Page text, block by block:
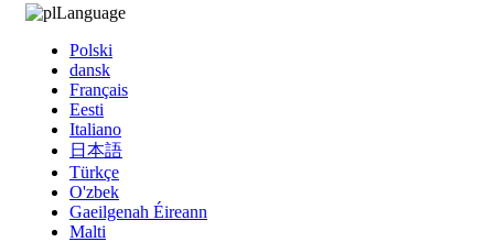
Language
Polski
dansk
Français
Eesti
Italiano
日本語
Türkçe
O'zbek
Gaeilgenah Éireann
Malti